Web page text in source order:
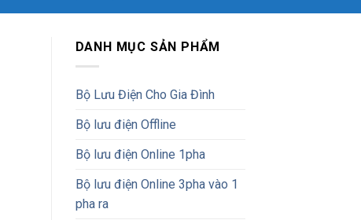
DANH MỤC SẢN PHẨM
Bộ Lưu Điện Cho Gia Đình
Bộ lưu điện Offline
Bộ lưu điện Online 1pha
Bộ lưu điện Online 3pha vào 1
pha ra